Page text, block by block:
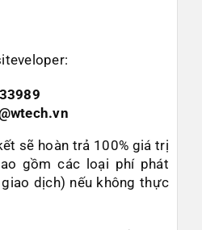
sẽ hoàn trả 100% giá trị
gồm các loại phí phát
dịch) nếu không thực